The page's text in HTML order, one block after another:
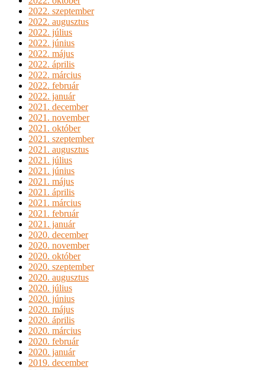
2022. szeptember
2022. augusztus
2022. július
2022. június
2022. május
2022. április
2022. március
2022. február
2022. január
2021. december
2021. november
2021. október
2021. szeptember
2021. augusztus
2021. július
2021. június
2021. május
2021. április
2021. március
2021. február
2021. január
2020. december
2020. november
2020. október
2020. szeptember
2020. augusztus
2020. július
2020. június
2020. május
2020. április
2020. március
2020. február
2020. január
2019. december